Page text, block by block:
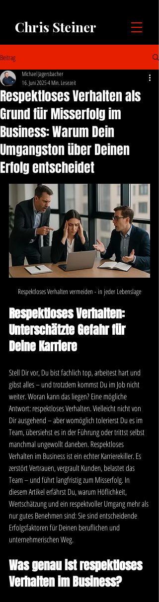
Chris Steiner
Beitrag
Respektloses Verhalten als
Grund für Misserfolg im
Business: Warum Dein
Umgangston über Deinen
Erfolg entscheidet
Michael Jagersbacher
16. Juni 20254 Min. Lesezeit
Respektloses Verhalten vermeiden - in jeder Lebenslage
Respektloses Verhalten:
Unterschätzte Gefahr für
Deine Karriere
Stell Dir vor, Du bist fachlich top, arbeitest hart und
gibst alles – und trotzdem kommst Du im Job nicht
weiter. Woran kann das liegen? Eine mögliche
Antwort: respektloses Verhalten. Vielleicht nicht von
Dir ausgehend – aber womöglich tolerierst Du es im
Team, übersiehst es in der Führung oder trittst selbst
manchmal ungewollt daneben. Respektloses
Verhalten im Business ist ein echter Karrierekiller. Es
zerstört Vertrauen, vergrault Kunden, belastet das
Team – und führt langfristig zum Misserfolg. In
diesem Artikel erfährst Du, warum Höflichkeit,
Wertschätzung und ein respektvoller Umgang mehr als
nur gutes Benehmen sind: Sie sind entscheidende
Erfolgsfaktoren für Deinen beruflichen und
unternehmerischen Weg.
Was genau ist respektloses
Verhalten im Business?